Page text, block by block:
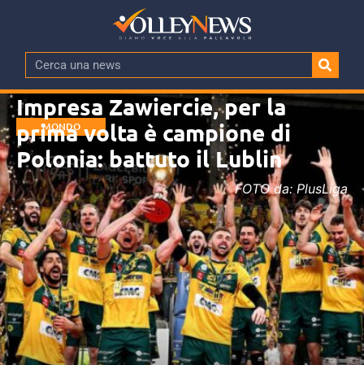
MONDO
Impresa Zawiercie, per la
prima volta è campione di
Polonia: battuto il Lublin
FOTO da: PlusLiga